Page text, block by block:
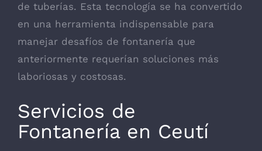
de tuberías. Esta tecnología se ha convertido
en una herramienta indispensable para
manejar desafíos de fontanería que
anteriormente requerían soluciones más
laboriosas y costosas.
Servicios de
Fontanería en Ceutí